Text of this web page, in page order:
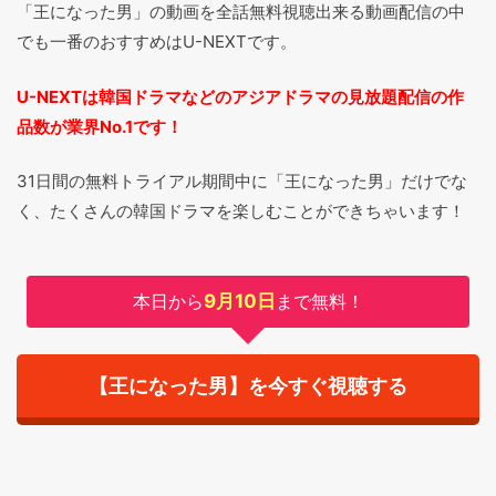
「王になった男」の動画を全話無料視聴出来る動画配信の中
でも一番のおすすめはU-NEXTです。
U-NEXTは韓国ドラマなどのアジアドラマの見放題配信の作
品数が業界No.1です！
31日間の無料トライアル期間中に「王になった男」だけでな
く、たくさんの韓国ドラマを楽しむことができちゃいます！
本日から9月10日 まで無料！
【王になった男】を今すぐ視聴する